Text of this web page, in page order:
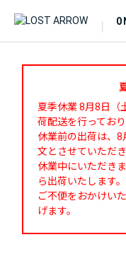
夏季休業 8月8日（
荷配送を行っており
休業前の出荷は、
文とさせていただき
休業中にいただき
ら出荷いたします。
ご不便をおかけい
げます。